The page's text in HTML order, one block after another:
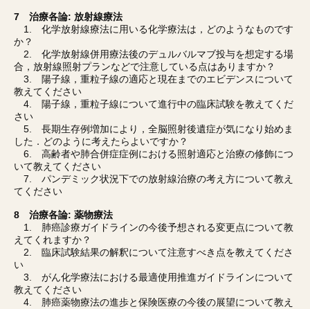
7 治療各論: 放射線療法
1. 化学放射線療法に用いる化学療法は，どのようなものです
か？
2. 化学放射線併用療法後のデュルバルマブ投与を想定する場
合，放射線照射プランなどで注意している点はありますか？
3. 陽子線，重粒子線の適応と現在までのエビデンスについて
教えてください
4. 陽子線，重粒子線について進行中の臨床試験を教えてくだ
さい
5. 長期生存例増加により，全脳照射後遺症が気になり始めま
した．どのように考えたらよいですか？
6. 高齢者や肺合併症症例における照射適応と治療の修飾につ
いて教えてください
7. パンデミック状況下での放射線治療の考え方について教え
てください
8 治療各論: 薬物療法
1. 肺癌診療ガイドラインの今後予想される変更点について教
えてくれますか？
2. 臨床試験結果の解釈について注意すべき点を教えてくださ
い
3. がん化学療法における最適使用推進ガイドラインについて
教えてください
4. 肺癌薬物療法の進歩と保険医療の今後の展望について教え